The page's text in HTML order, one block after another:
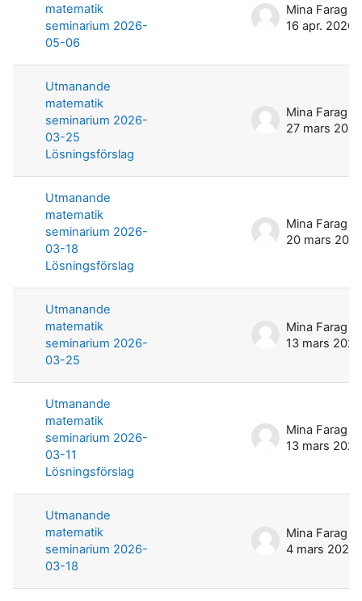
matematik
seminarium 2026-
05-06
Mina Farag
16 apr. 2026
Utmanande
matematik
seminarium 2026-
03-25
Lösningsförslag
Mina Farag
27 mars 2026
Utmanande
matematik
seminarium 2026-
03-18
Lösningsförslag
Mina Farag
20 mars
Utmanande
matematik
seminarium 2026-
03-25
Mina Farag
13 mars 2026
Utmanande
matematik
seminarium 2026-
03-11
Lösningsförslag
Mina Farag
13 mars 2026
Utmanande
matematik
seminarium 2026-
03-18
Mina Farag
4 mars 2026